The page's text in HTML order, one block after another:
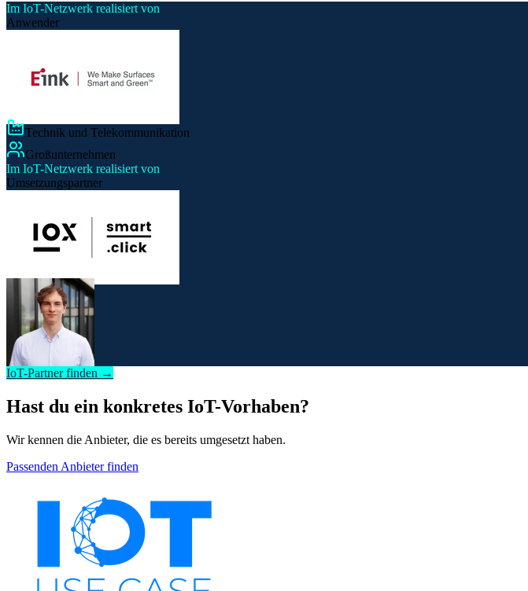
Im IoT-Netzwerk realisiert von
Anwender
Technik und Telekommunikation
Großunternehmen
Im IoT-Netzwerk realisiert von
Umsetzungspartner
IoT-Partner finden →
Hast du ein konkretes IoT-Vorhaben?
Wir kennen die Anbieter, die es bereits umgesetzt haben.
Passenden Anbieter finden